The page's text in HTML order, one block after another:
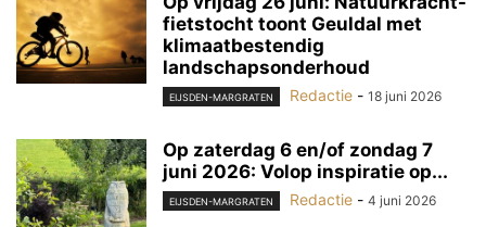
fietstocht toont Geuldal met
klimaatbestendig
landschapsonderhoud
EIJSDEN-MARGRATEN Redactie - 18 juni 2026
Op zaterdag 6 en/of zondag 7
juni 2026: Volop inspiratie op...
EIJSDEN-MARGRATEN Redactie - 4 juni 2026